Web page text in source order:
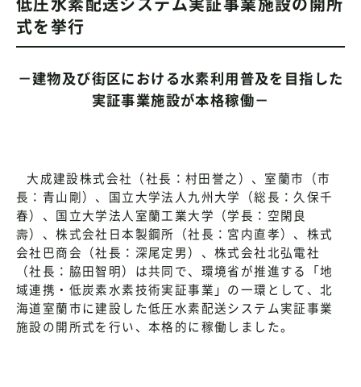
式を挙行
－建物及び街区における水素利用普及を目指した
実証事業施設が本格稼働－
大成建設株式会社（社長：村田誉之）、室蘭市（市
長：青山剛）、国立大学法人九州大学（総長：久保千
春）、国立大学法人室蘭工業大学（学長：空閑良
壽）、株式会社日本製鋼所（社長：宮内直孝）、株式
会社巴商会（社長：深尾定男）、株式会社北弘電社
（社長：脇田智明）は共同で、環境省が推進する「地
域連携・低炭素水素技術実証事業」の一環として、北
海道室蘭市に建設した低圧水素配送システム実証事業
施設の開所式を行い、本格的に稼働しました。